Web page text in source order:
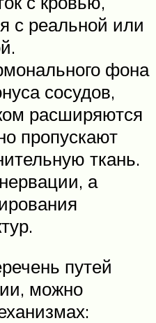
с реальной или
фона
сосудов,
расширяются
пропускают
ткань.
а
путей
можно